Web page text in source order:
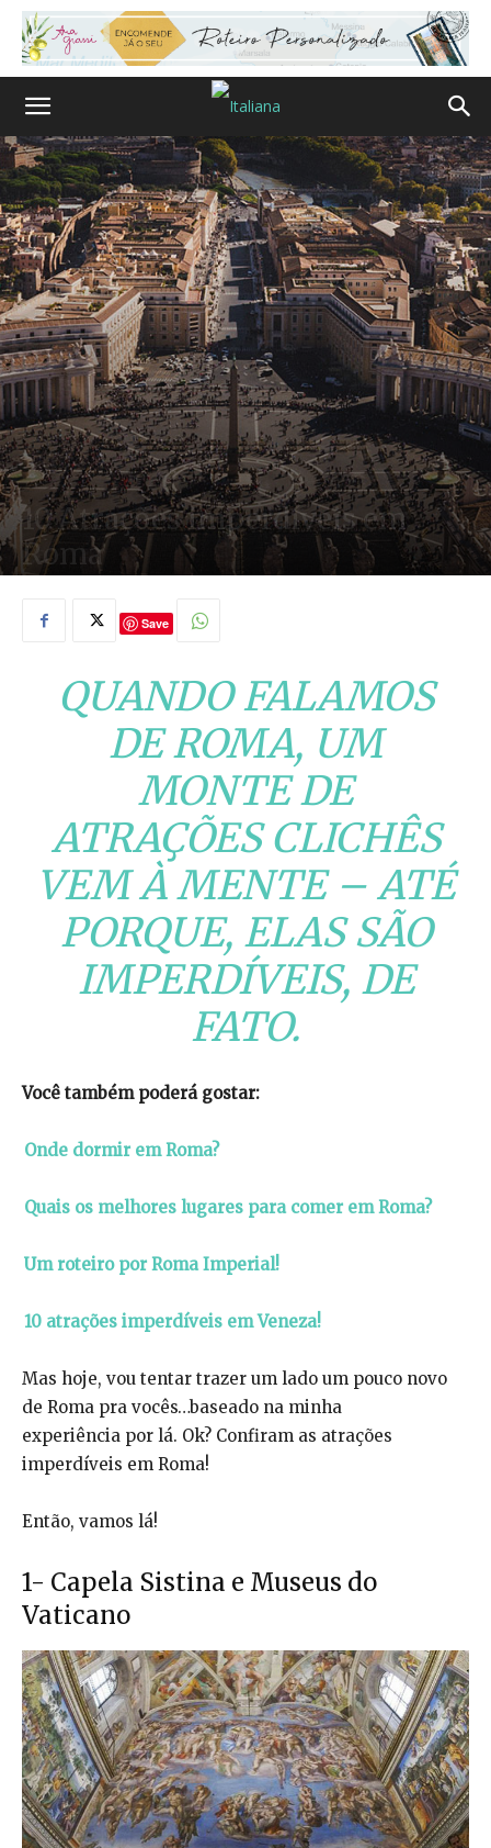
10 Atrações imperdíveis em
Roma
Save
QUANDO FALAMOS
DE ROMA, UM
MONTE DE
ATRAÇÕES CLICHÊS
VEM À MENTE – ATÉ
PORQUE, ELAS SÃO
IMPERDÍVEIS, DE
FATO.
Você também poderá gostar:
Onde dormir em Roma?
Quais os melhores lugares para comer em Roma?
Um roteiro por Roma Imperial!
10 atrações imperdíveis em Veneza!
Mas hoje, vou tentar trazer um lado um pouco novo
de Roma pra vocês…baseado na minha
experiência por lá. Ok? Confiram as atrações
imperdíveis em Roma!
Então, vamos lá!
1- Capela Sistina e Museus do
Vaticano